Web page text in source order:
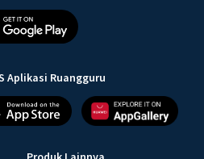
Aplikasi Ruangguru